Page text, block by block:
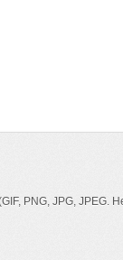
PNG, JPG, JPEG.